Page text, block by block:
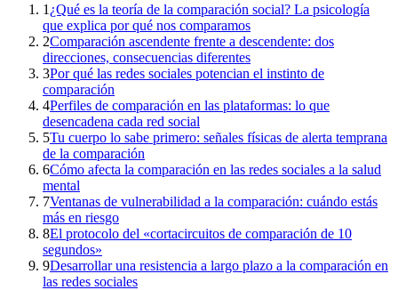
1 ¿Qué es la teoría de la comparación social? La psicología
que explica por qué nos comparamos
2Comparación ascendente frente a descendente: dos
direcciones, consecuencias diferentes
3Por qué las redes sociales potencian el instinto de
comparación
4Perfiles de comparación en las plataformas: lo que
desencadena cada red social
5Tu cuerpo lo sabe primero: señales físicas de alerta temprana
de la comparación
6Cómo afecta la comparación en las redes sociales a la salud
mental
7Ventanas de vulnerabilidad a la comparación: cuándo estás
más en riesgo
8El protocolo del «cortacircuitos de comparación de 10
segundos»
9Desarrollar una resistencia a largo plazo a la comparación en
las redes sociales